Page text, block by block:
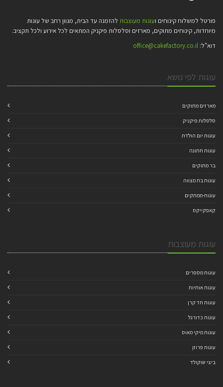
פורטל למשלוח קינוחים ועוגות מעוצבות להזמנה עד הבית, מגוון רחב של עוגות
מיוחדות, קינוחים מתוקים, מארזים וסלסלות פיקניק המתאים לכל אירוע ולכל תקציב.
דוא"ל: office@cakefactory.co.il
עוגות לפי נושא
מארזים מתוקים
סלסלות פיקניק
עוגות יום הולדת
עוגות חתונה
בר מתוקים
עוגות בת מצווה
עוגות-ממתקים
קאפקייקס
עוגות מעוצבות
עוגות מספרים
עוגות אותיות
עוגות חד קרן
עוגות כדורגל
עוגות מיקי מאוס
עוגות פרוזן
ביצי שוקולד